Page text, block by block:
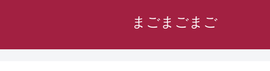
まごまごまご